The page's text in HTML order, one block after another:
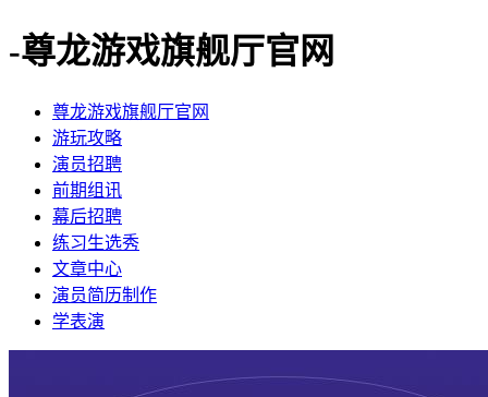
-尊龙游戏旗舰厅官网
尊龙游戏旗舰厅官网
​游玩攻略
​演员招聘
​前期组讯
​幕后招聘
​练习生选秀
文章中心
演员简历制作
学表演